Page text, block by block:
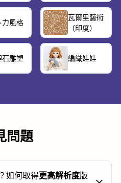
力風格
瓦爾里藝術
（印度）
石雕塑 編織娃娃
問題
如何取得更高解析度版